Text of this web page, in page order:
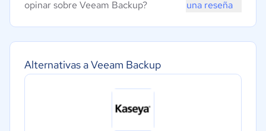
Alternativas a Veeam Backup
opinar sobre Veeam Backup?
una reseña